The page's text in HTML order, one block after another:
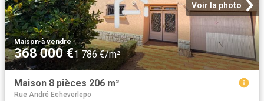
Voir la photo
Maison·à vendre
368 000 €1 786 €/m²
Maison 8 pièces 206 m²
Rue André Echeverlepo